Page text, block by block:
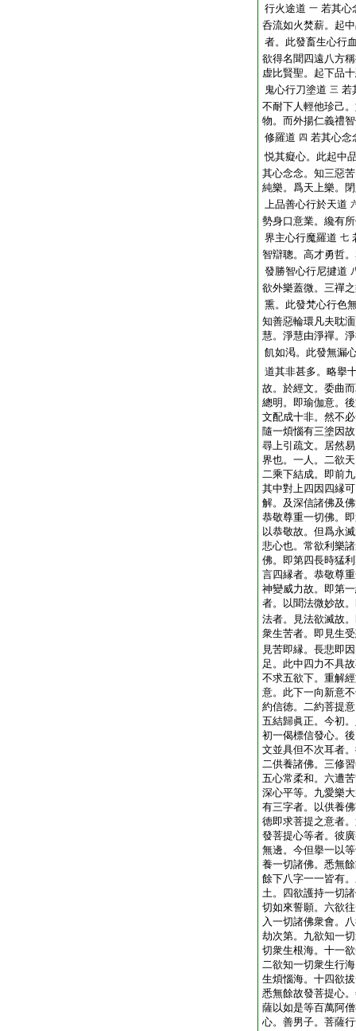
行火途道 一 若其心
呑流如火焚薪。起
者。此發畜生心行
欲得名聞四遠八方
虚比賢聖。起下品
鬼心行刀塗道 三 若
不耐下人輕他珍己
物。而外揚仁義禮
修羅道 四 若其心念
悦其癡心。此起中
其心念念。知三惡
純樂。爲天上樂。
上品善心行於天道
勢身口意業。纔有
界主心行魔羅道 七
智辯聰。高才勇哲
發勝智心行尼揵道
欲外樂蓋微。三禪
熏。此發梵心行色
知善惡輪環凡夫耽
慧。淨慧由淨禪。
飢如渇。此發無漏
道其非甚多。略擧
故。於經文。委曲
總明。即瑜伽意。
文配成十非。然不
隨一煩惱有三塗因
尋上引疏文。居然
界也。一人。二欲
二乘下結成。即前
其中對上四因四縁
解。及深信諸佛及
恭敬尊重一切佛。
以恭敬故。但爲永
悲心也。常欲利樂
佛。即第四長時猛
言四縁者。恭敬尊
神變威力故。即第
者。以聞法微妙故
法者。見法欲滅故
衆生苦者。即見生
見苦即縁。長悲即
足。此中四力不具
不求五欲下。重解
意。此下一向新意
約信徳。二約菩提
五結歸眞正。今初
初一偈標信發心。
文並具但不次耳者
二供養諸佛。三修
五心常柔和。六遭
深心平等。九愛樂
有三字者。以供養
徳即求菩提之意者
發菩提心等者。彼
無邊。今但擧一以
養一切諸佛。悉無
餘下八字一一皆有
土。四欲護持一切
切如來誓願。六欲
入一切諸佛衆會。
劫次第。九欲知一
切衆生根海。十一
二欲知一切衆生行
生煩惱海。十四欲
悉無餘故發菩提心
薩以如是等百萬阿
心。善男子。菩薩